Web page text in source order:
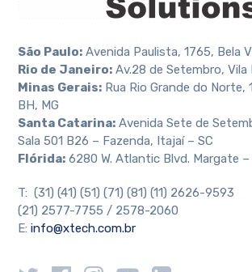
São Paulo: Avenida Paulista, 1765, Bela
Rio de Janeiro: Av.28 de Setembro, Vila
Minas Gerais: Rua Rio Grande do Norte,
BH, MG
Santa Catarina: Avenida Sete de
Sala 501 B26 – Fazenda, Itajaí – SC
Flórida: 6280 W. Atlantic Blvd. Margate
T: (31) (41) (51) (71) (81) (11) 2626-9593
(21) 2577-7755 / 2578-2060
E:info@xtech.com.br